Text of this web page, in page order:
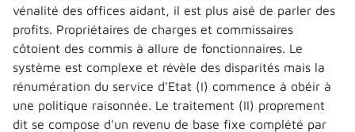
vénalité des offices aidant, il est plus aisé de parler des
profits. Propriétaires de charges et commissaires
côtoient des commis à allure de fonctionnaires. Le
système est complexe et révèle des disparités mais la
rénumération du service d'Etat (I) commence à obéir à
une politique raisonnée. Le traitement (II) proprement
dit se compose d'un revenu de base fixe complété par